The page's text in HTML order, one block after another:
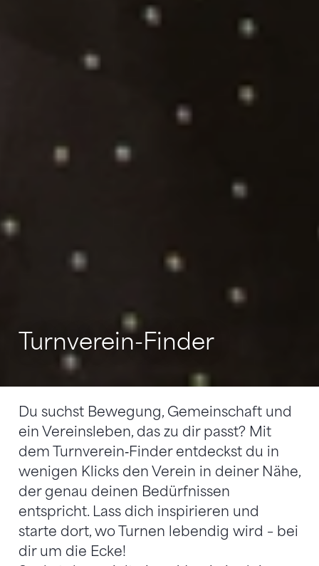
Turnverein-Finder
Du suchst Bewegung, Gemeinschaft und
ein Vereinsleben, das zu dir passt? Mit
dem Turnverein‑Finder entdeckst du in
wenigen Klicks den Verein in deiner Nähe,
der genau deinen Bedürfnissen
entspricht. Lass dich inspirieren und
starte dort, wo Turnen lebendig wird – bei
dir um die Ecke!